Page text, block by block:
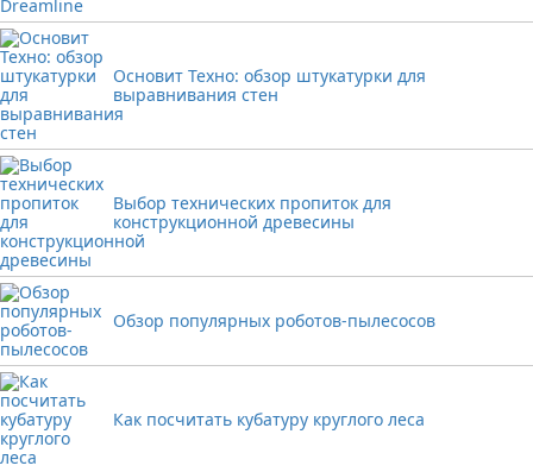
Основит Техно: обзор штукатурки для
выравнивания стен
Выбор технических пропиток для
конструкционной древесины
Обзор популярных роботов-пылесосов
Как посчитать кубатуру круглого леса